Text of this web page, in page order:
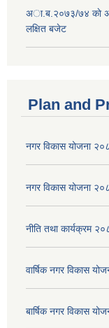
अा.ब.२०७३/७४ काे
लक्षित बजेट
Plan and
नगर विकास योजना
नगर विकास योजना
नीति तथा कार्यक्रम
वार्षिक नगर विकास
बार्षिक नगर विकास